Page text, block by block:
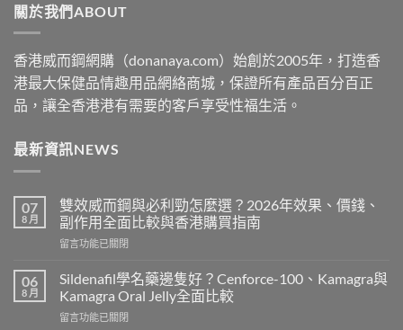
關於我們ABOUT
香港威而鋼網購（donanaya.com）始創於2005年，打造香
港最大保健品情趣用品網絡商城，保證所有產品百分百正
品，讓全香港港有需要的客戶享受性福生活。
最新資訊NEWS
07
8 月
雙效威而鋼與必利勁怎麼選？2026年效果、價錢、
副作用全面比較與香港購買指南
在
效
威
而
鋼
留言功能已關閉
06
8 月
Sildenafil學名藥邊隻好？Cenforce-100、Kamagra與
Kamagra Oral Jelly全面比較
在
留言功能已關閉